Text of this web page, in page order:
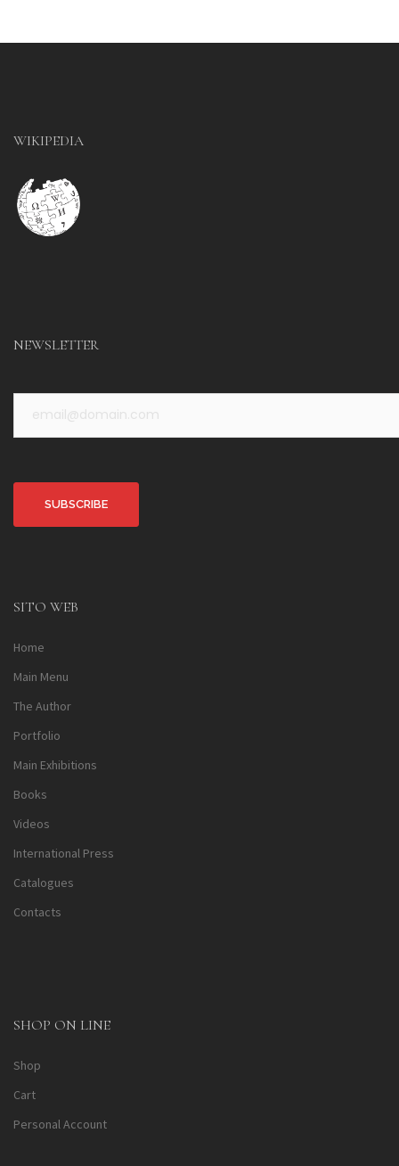
WIKIPEDIA
NEWSLETTER
SITO WEB
Home
Main Menu
The Author
Portfolio
Main Exhibitions
Books
Videos
International Press
Catalogues
Contacts
SHOP ON LINE
Shop
Cart
Personal Account